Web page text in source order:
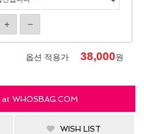
옵션 적용가 38,000원
at WHOSBAG.COM
WISH LIST